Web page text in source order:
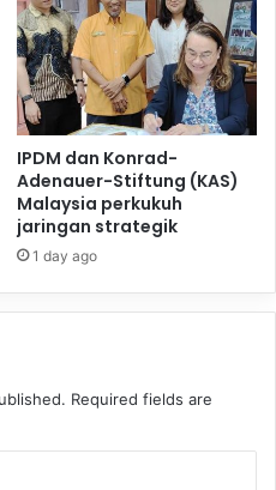
IPDM dan Konrad-
Adenauer-Stiftung (KAS)
Malaysia perkukuh
jaringan strategik
1 day ago
Required fields are